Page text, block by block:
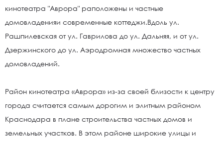
кинотеатра "Аврора" раположены и частные
домовладенияи современные коттеджи.Вдоль ул.
Рашпилевская от ул. Гаврилова до ул. Дальняя, и от ул.
Дзержинского до ул. Аэродромная множество частных
домовладений.
Район кинотеатра «Аврора» из-за своей близости к центру
города считается самым дорогим и элитным районом
Краснодара в плане строительства частных домов и
земельных участков. В этом районе широкие улицы и